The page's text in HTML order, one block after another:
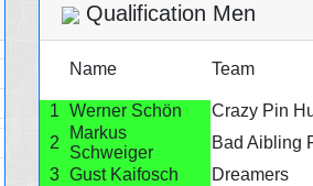
Qualification Men
Name Team
1 Werner Schön Crazy Pin
2
Markus
Schweiger
Bad Aibling
3 Gust Kaifosch Dreamers